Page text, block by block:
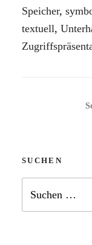
Speicher,
textuell,
Beiträge
SUCHEN